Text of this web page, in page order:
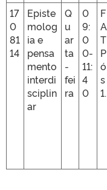
17
0
81
14
Episte
molog
ia e
pensa
mento
interdi
sciplin
ar
Q
u
ar
ta
-
fei
ra
0
9:
0
0-
11:
4
0
F
A
T
P
ó
s
1.